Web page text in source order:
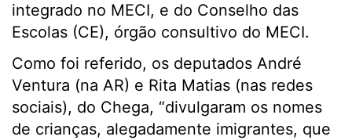
integrado no MECI, e do Conselho das
Escolas (CE), órgão consultivo do MECI.
Como foi referido, os deputados André
Ventura (na AR) e Rita Matias (nas redes
sociais), do Chega, “divulgaram os nomes
de crianças, alegadamente imigrantes, que